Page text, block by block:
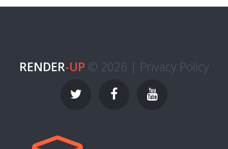
RENDER-UP © 2026 | Privacy Policy